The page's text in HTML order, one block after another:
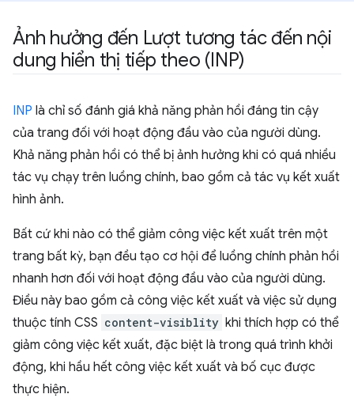
Ảnh hưởng đến Lượt tương tác đến nội
dung hiển thị tiếp theo (INP)
INP là chỉ số đánh giá khả năng phản hồi đáng tin cậy
của trang đối với hoạt động đầu vào của người dùng.
Khả năng phản hồi có thể bị ảnh hưởng khi có quá nhiều
tác vụ chạy trên luồng chính, bao gồm cả tác vụ kết xuất
hình ảnh.
Bất cứ khi nào có thể giảm công việc kết xuất trên một
trang bất kỳ, bạn đều tạo cơ hội để luồng chính phản hồi
nhanh hơn đối với hoạt động đầu vào của người dùng.
Điều này bao gồm cả công việc kết xuất và việc sử dụng
thuộc tính CSS content-visiblity khi thích hợp có thể
giảm công việc kết xuất, đặc biệt là trong quá trình khởi
động, khi hầu hết công việc kết xuất và bố cục được
thực hiện.